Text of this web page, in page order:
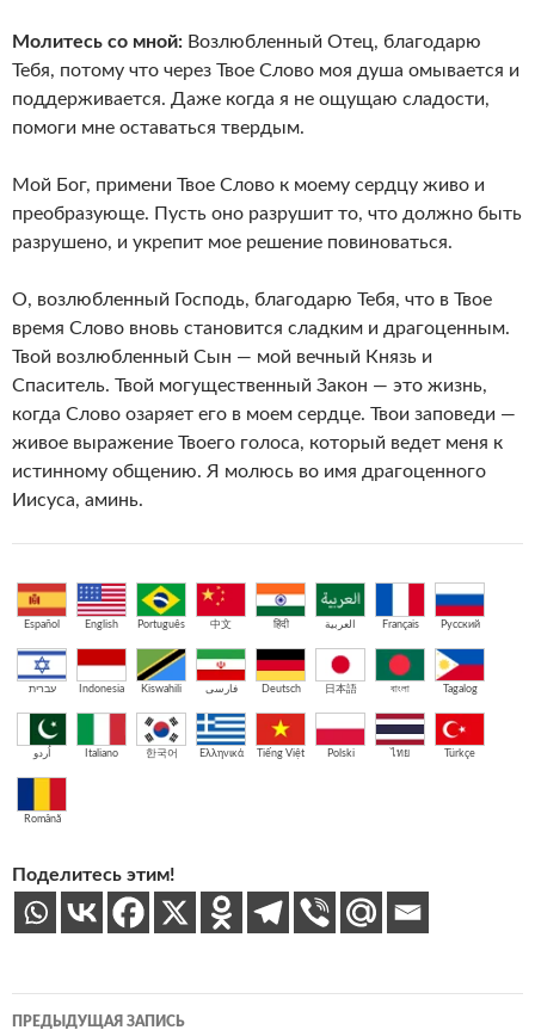
Молитесь со мной: Возлюбленный Отец, благодарю
Тебя, потому что через Твое Слово моя душа омывается и
поддерживается. Даже когда я не ощущаю сладости,
помоги мне оставаться твердым.
Мой Бог, примени Твое Слово к моему сердцу живо и
преобразующе. Пусть оно разрушит то, что должно быть
разрушено, и укрепит мое решение повиноваться.
О, возлюбленный Господь, благодарю Тебя, что в Твое
время Слово вновь становится сладким и драгоценным.
Твой возлюбленный Сын — мой вечный Князь и
Спаситель. Твой могущественный Закон — это жизнь,
когда Слово озаряет его в моем сердце. Твои заповеди —
живое выражение Твоего голоса, который ведет меня к
истинному общению. Я молюсь во имя драгоценного
Иисуса, аминь.
Español English Português 中文 हिंदी العربية Français Русский
עברית Indonesia Kiswahili فارسی Deutsch 日本語 বাংলা Tagalog
اُردو Italiano 한국어 Ελληνικά Tiếng Việt Polski ไทย Türkçe
Română
Поделитесь этим!
Навигация
ПРЕДЫДУЩАЯ ЗАПИСЬ